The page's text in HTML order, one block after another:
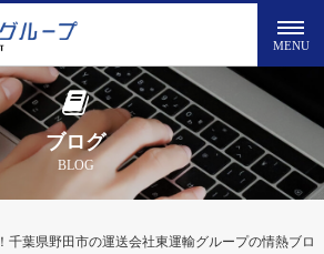
ブログ
BLOG
千葉県野田市の運送会社東運輸グループの情熱ブロ